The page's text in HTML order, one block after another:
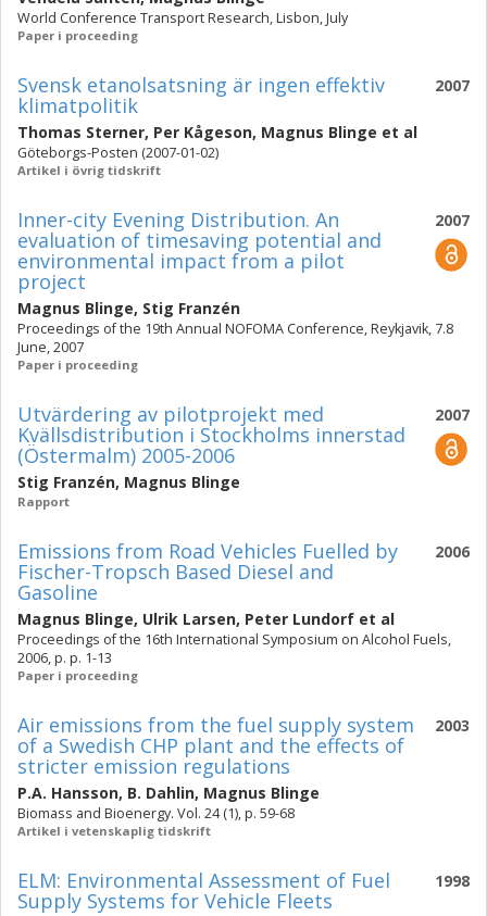
World Conference Transport Research, Lisbon, July
Paper i proceeding
2007
Svensk etanolsatsning är ingen effektiv
klimatpolitik
Thomas Sterner, Per Kågeson, Magnus Blinge et al
Göteborgs-Posten (2007-01-02)
Artikel i övrig tidskrift
2007
Inner-city Evening Distribution. An
evaluation of timesaving potential and
environmental impact from a pilot
project
Magnus Blinge, Stig Franzén
Proceedings of the 19th Annual NOFOMA Conference, Reykjavik, 7.8
June, 2007
Paper i proceeding
2007
Utvärdering av pilotprojekt med
Kvällsdistribution i Stockholms innerstad
(Östermalm) 2005-2006
Stig Franzén, Magnus Blinge
Rapport
2006
Emissions from Road Vehicles Fuelled by
Fischer-Tropsch Based Diesel and
Gasoline
Magnus Blinge, Ulrik Larsen, Peter Lundorf et al
Proceedings of the 16th International Symposium on Alcohol Fuels,
2006, p. p. 1-13
Paper i proceeding
2003
Air emissions from the fuel supply system
of a Swedish CHP plant and the effects of
stricter emission regulations
P.A. Hansson, B. Dahlin, Magnus Blinge
Biomass and Bioenergy. Vol. 24 (1), p. 59-68
Artikel i vetenskaplig tidskrift
1998
ELM: Environmental Assessment of Fuel
Supply Systems for Vehicle Fleets